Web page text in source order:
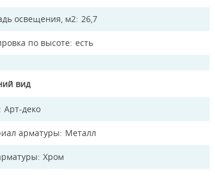
освещения, м2 26,7
по высоте есть
вид
Арт-деко
арматуры Металл
Хром